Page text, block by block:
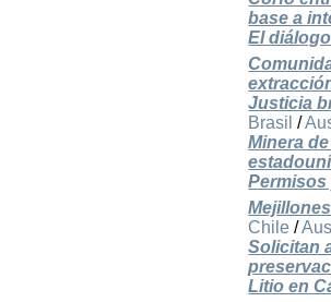
base a
El
Justicia
Brasil /
Minera
Chile /
Solicitan
Litio en